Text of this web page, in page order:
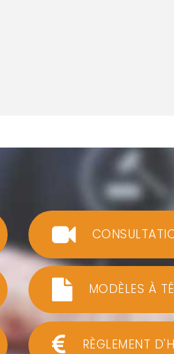
MODÈLES À
RÈGLEMENT